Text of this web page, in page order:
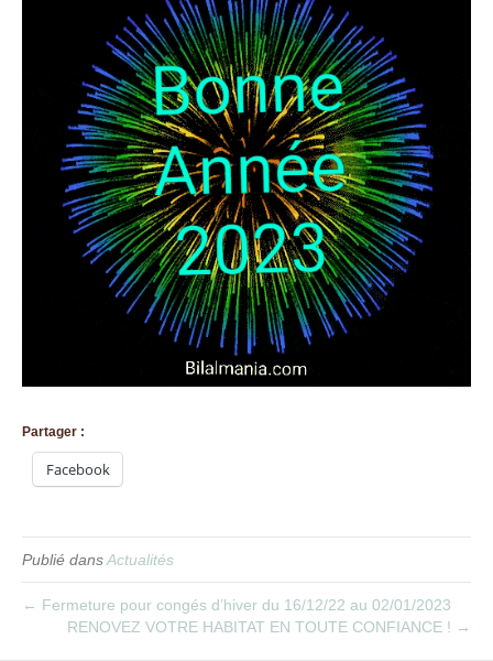
Partager :
Facebook
Publié dansActualités
← Fermeture pour congés d’hiver du 16/12/22 au 02/01/2023
RENOVEZ VOTRE HABITAT EN TOUTE CONFIANCE ! →